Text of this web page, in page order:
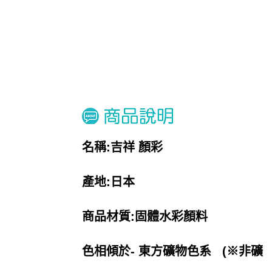
名稱:吉祥 顏彩
產地:日本
商品材質: 固體水彩顏料
色相傾於- 東方礦物色系
(※非礦